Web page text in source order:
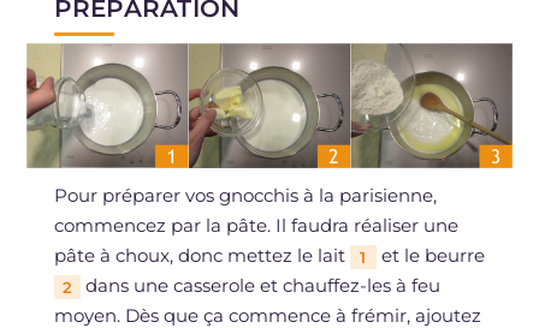
PRÉPARATION
Pour préparer vos gnocchis à la parisienne,
commencez par la pâte. Il faudra réaliser une
pâte à choux, donc mettez le lait
1 et le beurre
2
dans une casserole et chauffez-les à feu
moyen. Dès que ça commence à frémir, ajoutez